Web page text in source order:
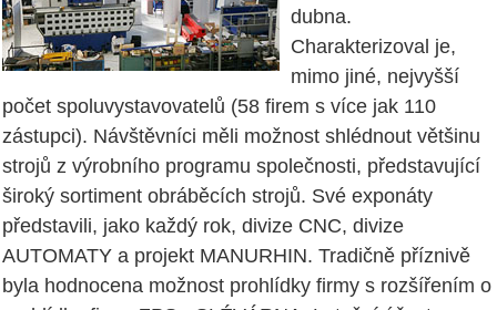
dubna.
Charakterizoval je,
mimo jiné, nejvyšší
počet spoluvystavovatelů (58 firem s více jak 110
zástupci). Návštěvníci měli možnost shlédnout většinu
strojů z výrobního programu společnosti, představující
široký sortiment obráběcích strojů. Své exponáty
představili, jako každý rok, divize CNC, divize
AUTOMATY a projekt MANURHIN. Tradičně příznivě
byla hodnocena možnost prohlídky firmy s rozšířením o